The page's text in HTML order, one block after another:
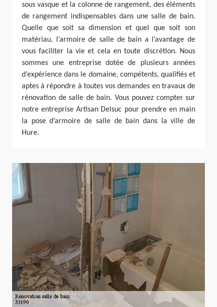
sous vasque et la colonne de rangement, des éléments
de rangement indispensables dans une salle de bain.
Quelle que soit sa dimension et quel que soit son
matériau, l’armoire de salle de bain a l’avantage de
vous faciliter la vie et cela en toute discrétion. Nous
sommes une entreprise dotée de plusieurs années
d’expérience dans le domaine, compétents, qualifiés et
aptes à répondre à toutes vos demandes en travaux de
rénovation de salle de bain. Vous pouvez compter sur
notre entreprise Artisan Delsuc pour prendre en main
la pose d’armoire de salle de bain dans la ville de
Hure.